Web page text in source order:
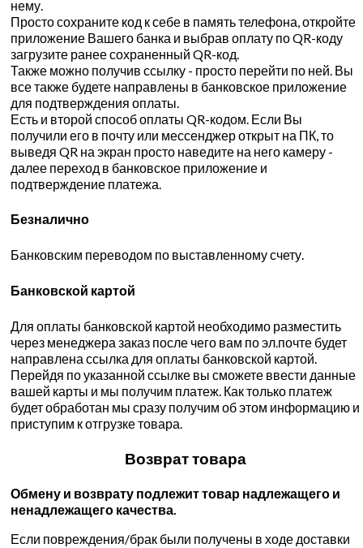
нему.
Просто сохраните код к себе в память телефона, откройте
приложение Вашего банка и выбрав оплату по QR-коду
загрузите ранее сохраненный QR-код.
Также можно получив ссылку - просто перейти по ней. Вы
все также будете направлены в банковское приложение
для подтверждения оплаты.
Есть и второй способ оплаты QR-кодом. Если Вы
получили его в почту или мессенджер открыт на ПК, то
выведя QR на экран просто наведите на него камеру -
далее переход в банковское приложение и
подтверждение платежа.
Безналично
Банковским переводом по выставленному счету.
Банковской картой
Для оплаты банковской картой необходимо разместить
через менеджера заказ после чего вам по эл.почте будет
направлена ссылка для оплаты банковской картой.
Перейдя по указанной ссылке вы сможете ввести данные
вашей карты и мы получим платеж. Как только платеж
будет обработан мы сразу получим об этом информацию и
приступим к отгрузке товара.
Возврат товара
Обмену и возврату подлежит товар надлежащего и
ненадлежащего качества.
Если повреждения/брак были получены в ходе доставки